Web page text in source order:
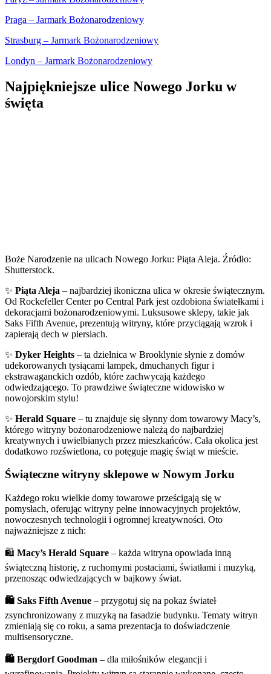
Praga – Jarmark Bożonarodzeniowy
Strasburg – Jarmark Bożonarodzeniowy
Londyn – Jarmark Bożonarodzeniowy
Najpiękniejsze ulice Nowego Jorku w
święta
Boże Narodzenie na ulicach Nowego Jorku: Piąta Aleja. Źródło:
Shutterstock.
✨ Piąta Aleja – najbardziej ikoniczna ulica w okresie świątecznym.
Od Rockefeller Center po Central Park jest ozdobiona światełkami i
dekoracjami bożonarodzeniowymi. Luksusowe sklepy, takie jak
Saks Fifth Avenue, prezentują witryny, które przyciągają wzrok i
zapierają dech w piersiach.
✨ Dyker Heights – ta dzielnica w Brooklynie słynie z domów
udekorowanych tysiącami lampek, dmuchanych figur i
ekstrawaganckich ozdób, które zachwycają każdego
odwiedzającego. To prawdziwe świąteczne widowisko w
nowojorskim stylu!
✨ Herald Square – tu znajduje się słynny dom towarowy Macy’s,
którego witryny bożonarodzeniowe należą do najbardziej
kreatywnych i uwielbianych przez mieszkańców. Cała okolica jest
dodatkowo rozświetlona, co potęguje magię świąt w mieście.
Świąteczne witryny sklepowe w Nowym Jorku
Każdego roku wielkie domy towarowe prześcigają się w
pomysłach, oferując witryny pełne innowacyjnych projektów,
nowoczesnych technologii i ogromnej kreatywności. Oto
najważniejsze z nich:
🛍️ Macy’s Herald Square – każda witryna opowiada inną
świąteczną historię, z ruchomymi postaciami, światłami i muzyką,
przenosząc odwiedzających w bajkowy świat.
🛍️ Saks Fifth Avenue – przygotuj się na pokaz świateł
zsynchronizowany z muzyką na fasadzie budynku. Tematy witryn
zmieniają się co roku, a sama prezentacja to doświadczenie
multisensoryczne.
🛍️ Bergdorf Goodman – dla miłośników elegancji i